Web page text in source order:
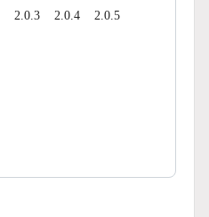
2.0.3 2.0.4
2.0.5